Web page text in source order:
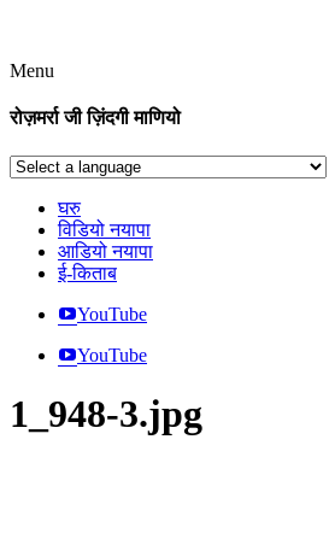
Menu
रोज़मर्रा जी ज़िंदगी माणियो
घरु
विडियो नयापा
आडियो नयापा
ई-किताब
YouTube
YouTube
1_948-3.jpg